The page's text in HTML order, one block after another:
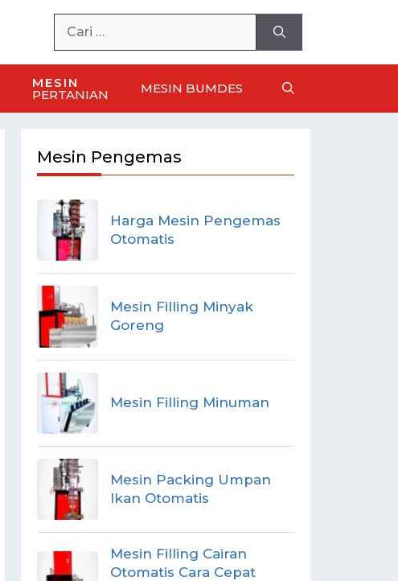
MESIN
PERTANIAN MESIN BUMDES
Mesin Pengemas
Harga Mesin Pengemas
Otomatis
Mesin Filling Minyak
Goreng
Mesin Filling Minuman
Mesin Packing Umpan
Ikan Otomatis
Mesin Filling Cairan
Otomatis Cara Cepat